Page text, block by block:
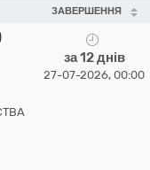
ЗАВЕРШЕННЯ
за 12 днів
27-07-2026, 00:00